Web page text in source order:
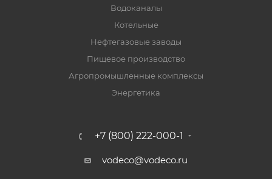
Водоканалы
Котельные
Нефтегазовые заводы
Пищевое производство
Агропромышленные комплексы
Энергетика
+7 (800) 222-000-1
vodeco@vodeco.ru